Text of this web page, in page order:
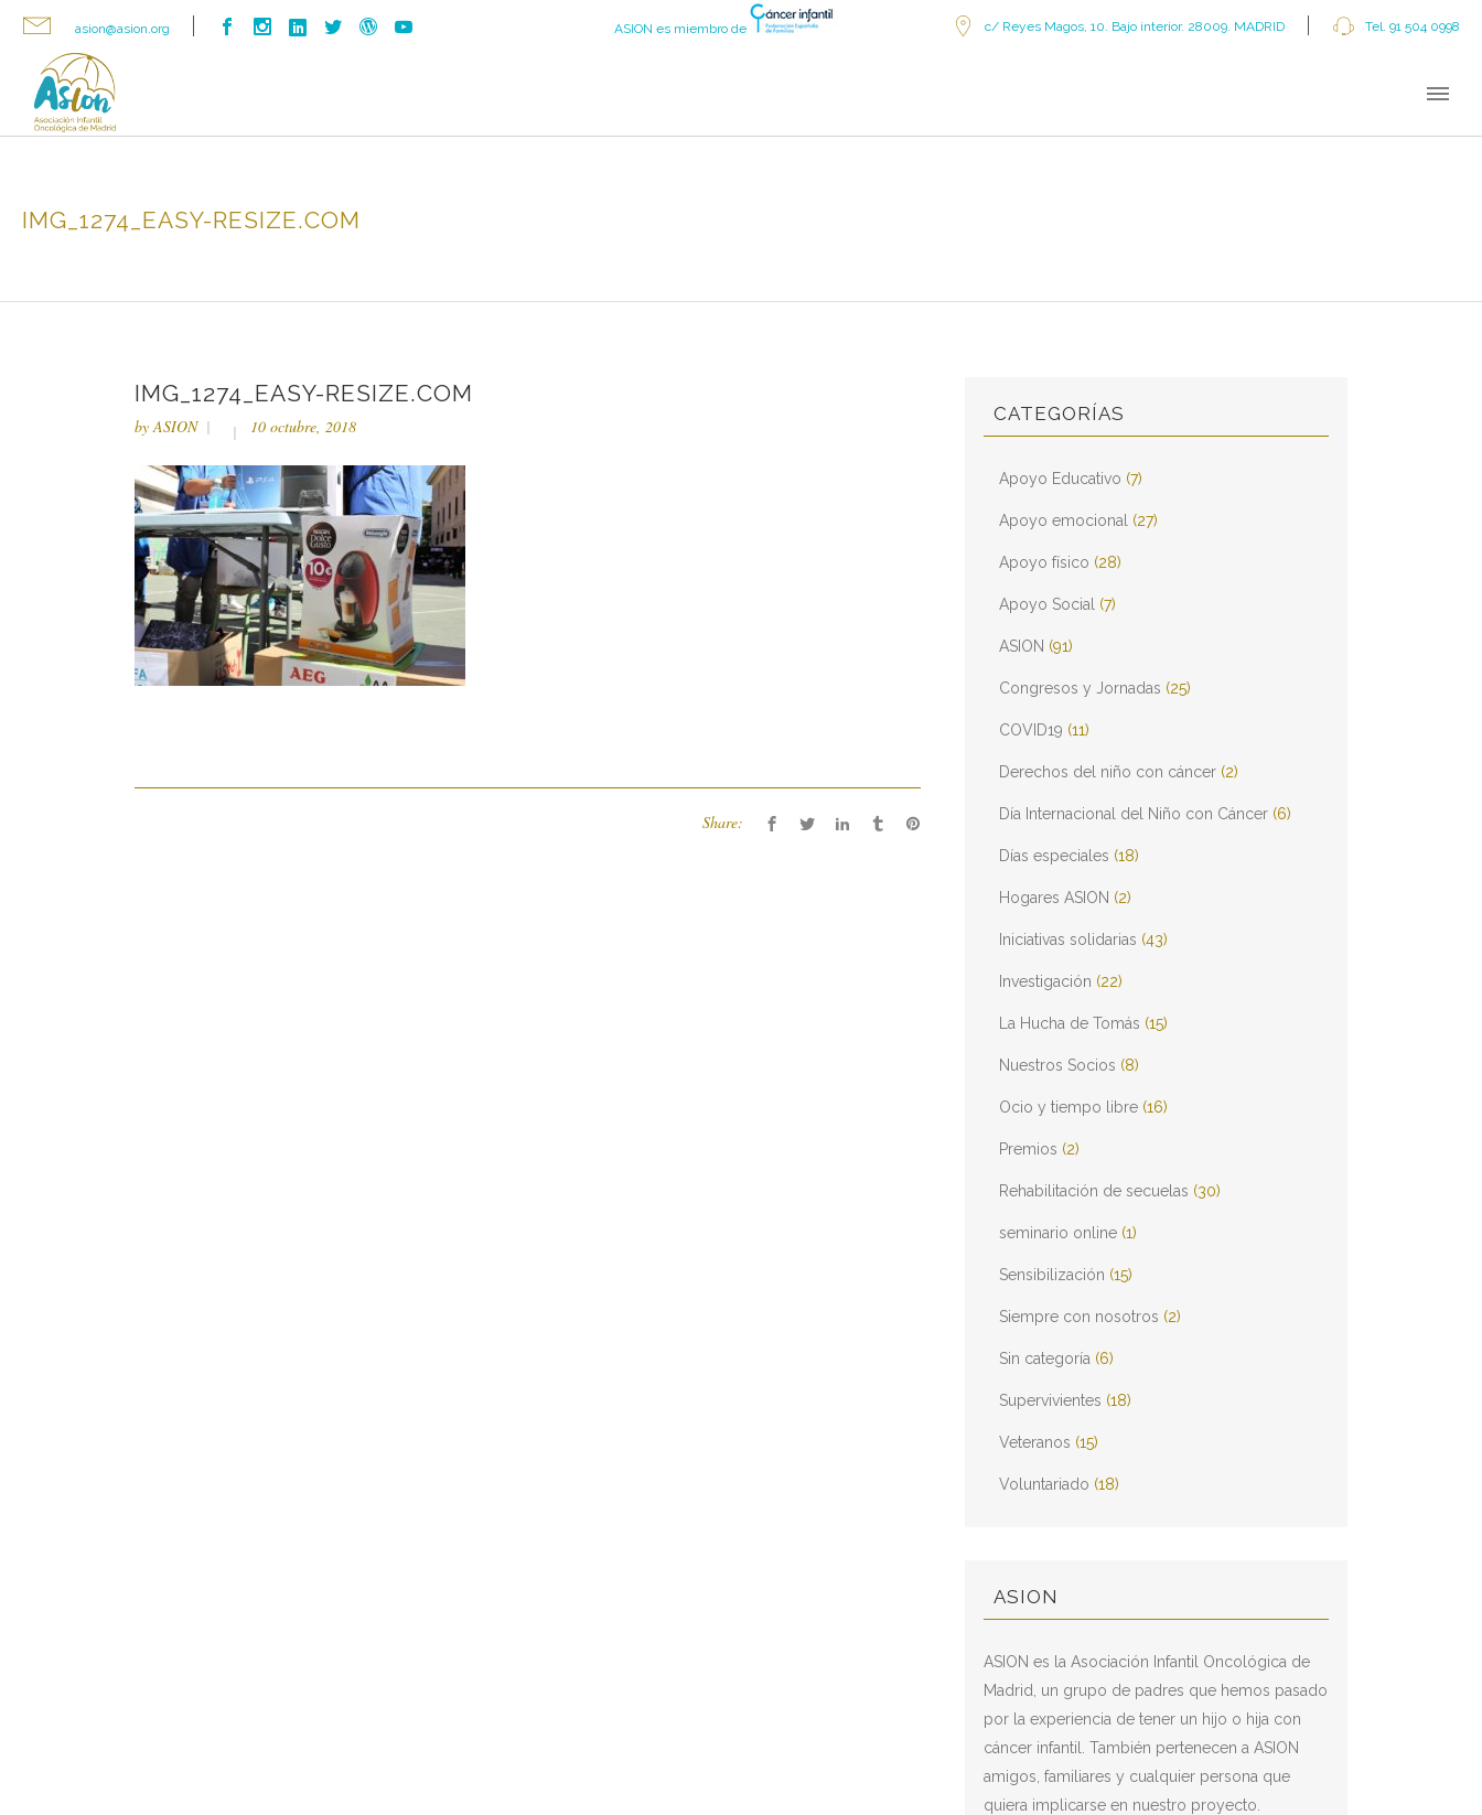
asion@asion.org ASION es miembro de c/ Reyes Magos, 10. Bajo interior. 28009. MADRID Tel. 91 504 0998
IMG_1274_EASY-RESIZE.COM
IMG_1274_EASY-RESIZE.COM
byASION 10 octubre, 2018
Share:
CATEGORÍAS
Apoyo Educativo (7)
Apoyo emocional (27)
Apoyo físico (28)
Apoyo Social (7)
ASION (91)
Congresos y Jornadas (25)
COVID19 (11)
Derechos del niño con cáncer (2)
Día Internacional del Niño con Cáncer (6)
Días especiales (18)
Hogares ASION (2)
Iniciativas solidarias (43)
Investigación (22)
La Hucha de Tomás (15)
Nuestros Socios (8)
Ocio y tiempo libre (16)
Premios (2)
Rehabilitación de secuelas (30)
seminario online (1)
Sensibilización (15)
Siempre con nosotros (2)
Sin categoría (6)
Supervivientes (18)
Veteranos (15)
Voluntariado (18)
ASION
ASION es la Asociación Infantil Oncológica de
Madrid, un grupo de padres que hemos pasado
por la experiencia de tener un hijo o hija con
cáncer infantil. También pertenecen a ASION
amigos, familiares y cualquier persona que
quiera implicarse en nuestro proyecto.